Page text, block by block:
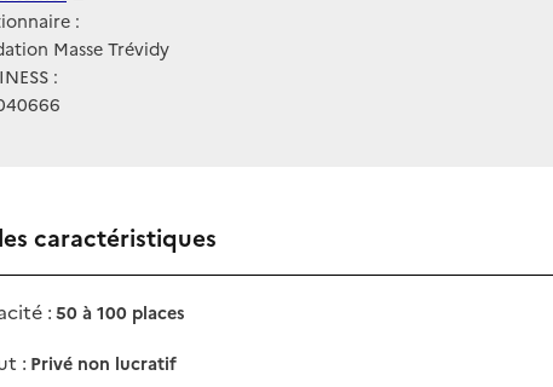
:
Masse Trévidy
:
caractéristiques
:50 à 100 places
: Privé non lucratif